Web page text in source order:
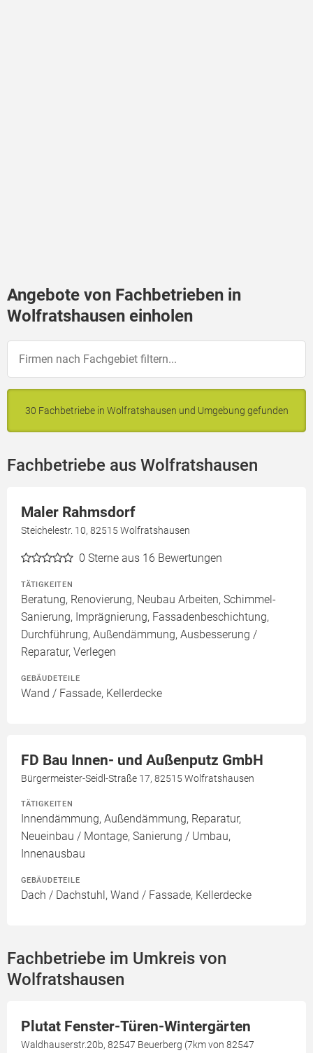
Angebote von Fachbetrieben in
Wolfratshausen einholen
30 Fachbetriebe in Wolfratshausen und Umgebung gefunden
Fachbetriebe aus Wolfratshausen
Maler Rahmsdorf
Steichelestr. 10, 82515 Wolfratshausen
0 Sterne aus 16 Bewertungen
TÄTIGKEITEN
Beratung, Renovierung, Neubau Arbeiten, Schimmel-
Sanierung, Imprägnierung, Fassadenbeschichtung,
Durchführung, Außendämmung, Ausbesserung /
Reparatur, Verlegen
GEBÄUDETEILE
Wand / Fassade, Kellerdecke
FD Bau Innen- und Außenputz GmbH
Bürgermeister-Seidl-Straße 17, 82515 Wolfratshausen
TÄTIGKEITEN
Innendämmung, Außendämmung, Reparatur,
Neueinbau / Montage, Sanierung / Umbau,
Innenausbau
GEBÄUDETEILE
Dach / Dachstuhl, Wand / Fassade, Kellerdecke
Fachbetriebe im Umkreis von
Wolfratshausen
Plutat Fenster-Türen-Wintergärten
Waldhauserstr.20b, 82547 Beuerberg (7km von 82547